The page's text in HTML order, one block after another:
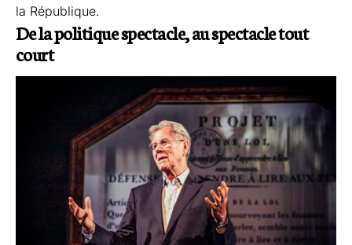
la République.
De la politique spectacle, au spectacle tout
court